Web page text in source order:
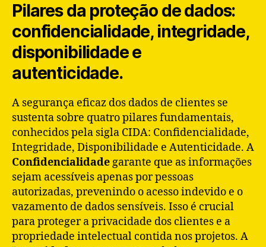
Pilares da proteção de dados:
confidencialidade, integridade,
disponibilidade e
autenticidade.
A segurança eficaz dos dados de clientes se
sustenta sobre quatro pilares fundamentais,
conhecidos pela sigla CIDA: Confidencialidade,
Integridade, Disponibilidade e Autenticidade. A
Confidencialidadegarante que as informações
sejam acessíveis apenas por pessoas
autorizadas, prevenindo o acesso indevido e o
vazamento de dados sensíveis. Isso é crucial
para proteger a privacidade dos clientes e a
propriedade intelectual contida nos projetos. A